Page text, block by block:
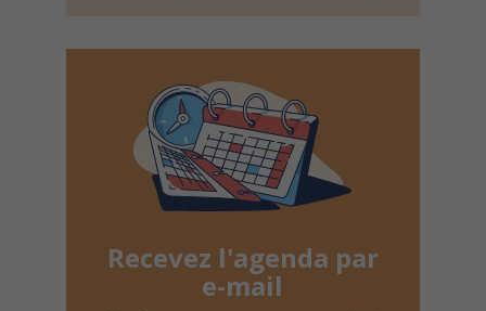
Recevez l'agenda par
e-mail